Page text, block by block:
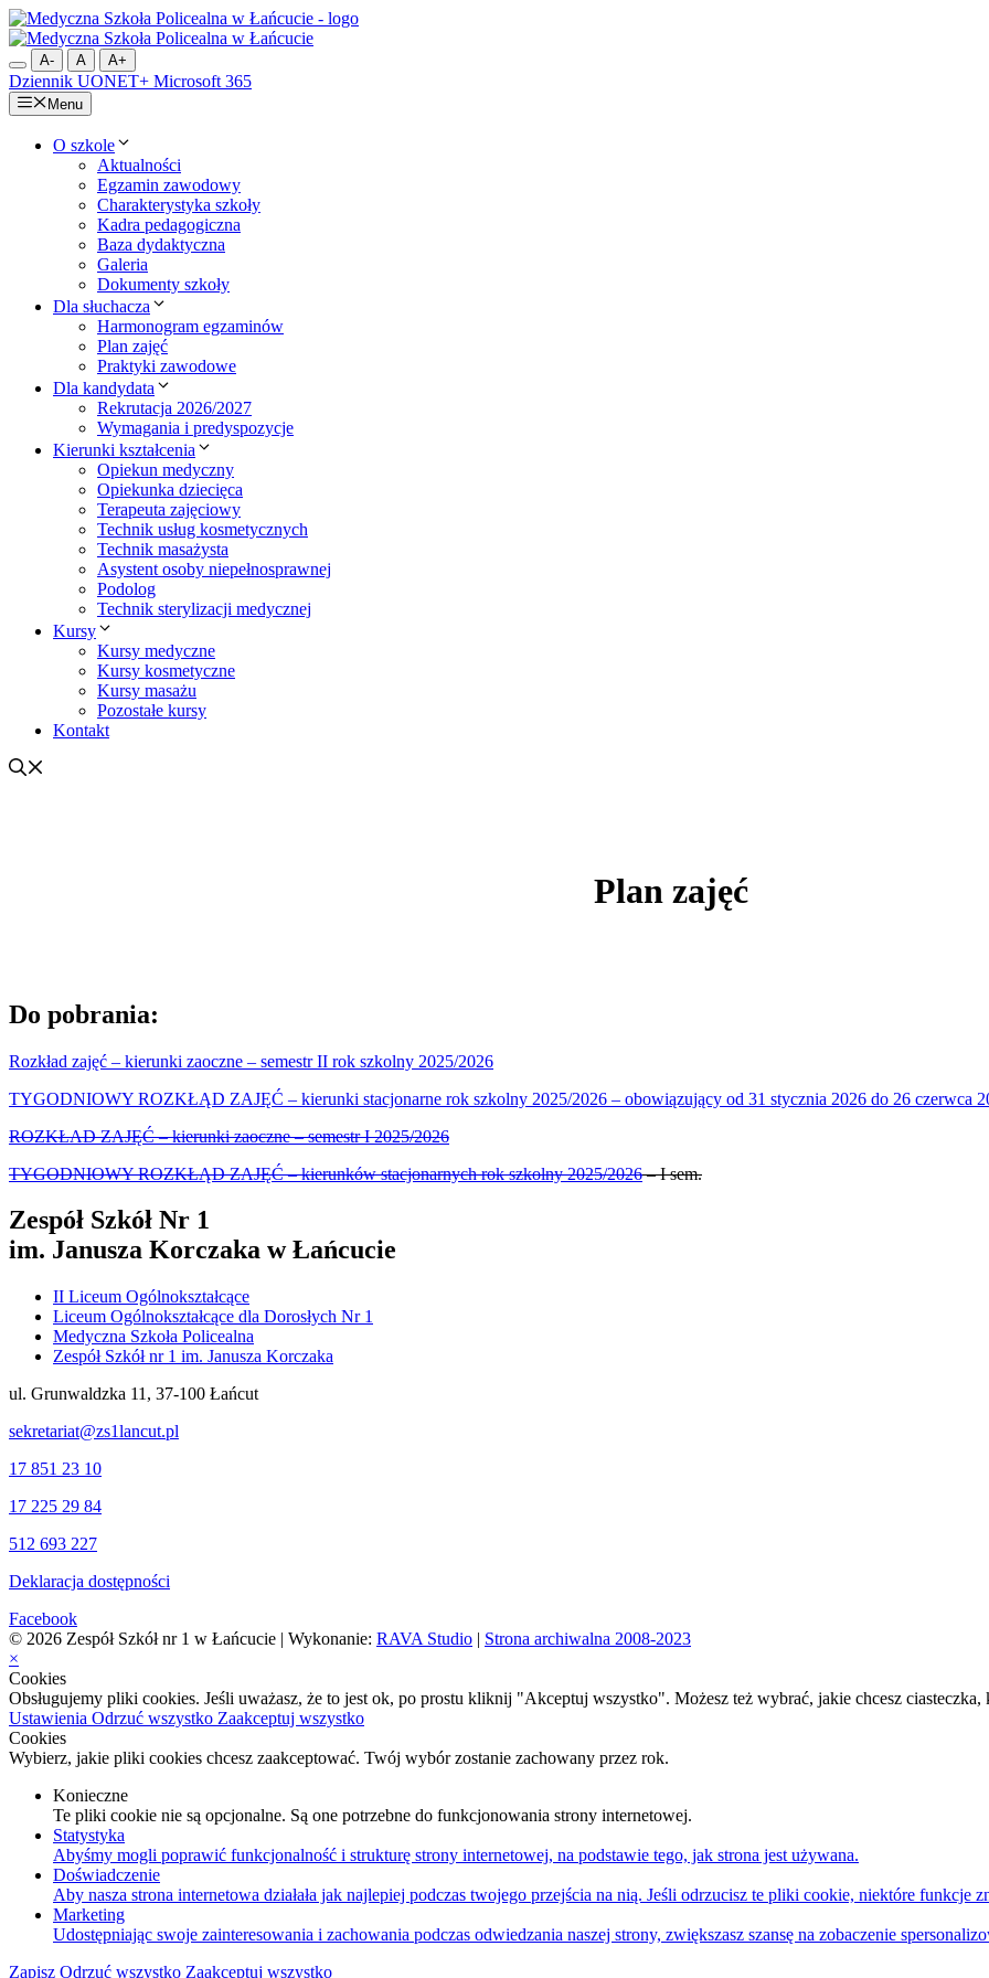
Przejdź
do
treściA- A A+
Dziennik UONET+ Microsoft 365
Menu
O szkole
Aktualności
Egzamin zawodowy
Charakterystyka szkoły
Kadra pedagogiczna
Baza dydaktyczna
Galeria
Dokumenty szkoły
Dla słuchacza
Harmonogram egzaminów
Plan zajęć
Praktyki zawodowe
Dla kandydata
Rekrutacja 2026/2027
Wymagania i predyspozycje
Kierunki kształcenia
Opiekun medyczny
Opiekunka dziecięca
Terapeuta zajęciowy
Technik usług kosmetycznych
Technik masażysta
Asystent osoby niepełnosprawnej
Podolog
Technik sterylizacji medycznej
Kursy
Kursy medyczne
Kursy kosmetyczne
Kursy masażu
Pozostałe kursy
Kontakt
Plan zajęć
Do pobrania:
Rozkład zajęć – kierunki zaoczne – semestr II rok szkolny 2025/2026
TYGODNIOWY ROZKŁĄD ZAJĘĆ – kierunki stacjonarne rok szkolny 2025/2026 – obowiązujący od 31 stycznia 2026 do 26 czerwca
ROZKŁAD ZAJĘĆ – kierunki zaoczne – semestr I 2025/2026
TYGODNIOWY ROZKŁĄD ZAJĘĆ – kierunków stacjonarnych rok szkolny 2025/2026– I sem.
Zespół Szkół Nr 1
im. Janusza Korczaka w Łańcucie
II Liceum Ogólnokształcące
Liceum Ogólnokształcące dla Dorosłych Nr 1
Medyczna Szkoła Policealna
Zespół Szkół nr 1 im. Janusza Korczaka
ul. Grunwaldzka 11, 37-100 Łańcut
sekretariat@zs1lancut.pl
17 851 23 10
17 225 29 84
512 693 227
Deklaracja dostępności
Facebook
© 2026 Zespół Szkół nr 1 w Łańcucie | Wykonanie: RAVA Studio | Strona archiwalna 2008-2023
×
Cookies
Obsługujemy pliki cookies. Jeśli uważasz, że to jest ok, po prostu kliknij "Akceptuj wszystko". Możesz też wybrać, jakie chcesz
Ustawienia Odrzuć wszystko Zaakceptuj wszystko
Cookies
Wybierz, jakie pliki cookies chcesz zaakceptować. Twój wybór zostanie zachowany przez rok.
Konieczne
Te pliki cookie nie są opcjonalne. Są one potrzebne do funkcjonowania strony internetowej.
Statystyka
Abyśmy mogli poprawić funkcjonalność i strukturę strony internetowej, na podstawie tego, jak strona jest używana.
Doświadczenie
Aby nasza strona internetowa działała jak najlepiej podczas twojego przejścia na nią. Jeśli odrzucisz te pliki cookie, niektóre funkcje
Marketing
Udostępniając swoje zainteresowania i zachowania podczas odwiedzania naszej strony, zwiększasz szansę na zobaczenie
Zapisz Odrzuć wszystko Zaakceptuj wszystko